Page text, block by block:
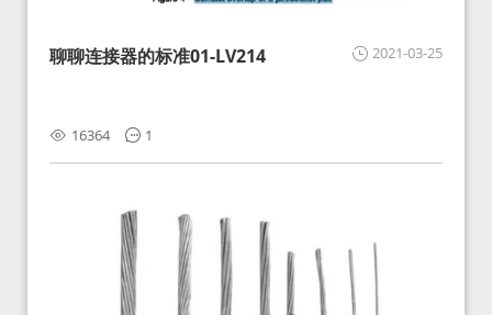
2021-03-25
聊聊连接器的标准01-LV214
16364 1